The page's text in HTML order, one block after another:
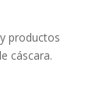
productos
cáscara.